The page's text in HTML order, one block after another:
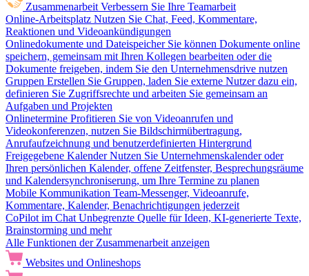
Zusammenarbeit Verbessern Sie Ihre Teamarbeit
Online-Arbeitsplatz Nutzen Sie Chat, Feed, Kommentare,
Reaktionen und Videoankündigungen
Onlinedokumente und Dateispeicher Sie können Dokumente online
speichern, gemeinsam mit Ihren Kollegen bearbeiten oder die
Dokumente freigeben, indem Sie den Unternehmensdrive nutzen
Gruppen Erstellen Sie Gruppen, laden Sie externe Nutzer dazu ein,
definieren Sie Zugriffsrechte und arbeiten Sie gemeinsam an
Aufgaben und Projekten
Onlinetermine Profitieren Sie von Videoanrufen und
Videokonferenzen, nutzen Sie Bildschirmübertragung,
Anrufaufzeichnung und benutzerdefinierten Hintergrund
Freigegebene Kalender Nutzen Sie Unternehmenskalender oder
Ihren persönlichen Kalender, offene Zeitfenster, Besprechungsräume
und Kalendersynchroniserung, um Ihre Termine zu planen
Mobile Kommunikation Team-Messenger, Videoanrufe,
Kommentare, Kalender, Benachrichtigungen jederzeit
CoPilot im Chat Unbegrenzte Quelle für Ideen, KI-generierte Texte,
Brainstorming und mehr
Alle Funktionen der Zusammenarbeit anzeigen
Websites und Onlineshops